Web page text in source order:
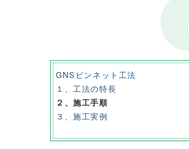
GNSピンネット工法
１、工法の特長
２、施工手順
３、施工実例